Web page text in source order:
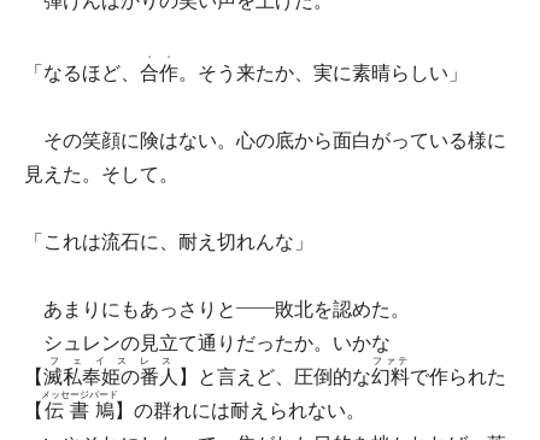
「なるほど、 合作
・・
。そう来たか、実に素晴らしい」
その笑顔に険はない。心の底から面白がっている様に
見えた。そして。
「これは流石に、耐え切れんな」
あまりにもあっさりと――敗北を認めた。
シュレンの見立て通りだったか。いかな
【滅私奉姫の番人
フェイスレス
】と言えど、圧倒的な幻料
ファテ
で作られた
【 伝書鳩
メッセージバード
】の群れには耐えられない。